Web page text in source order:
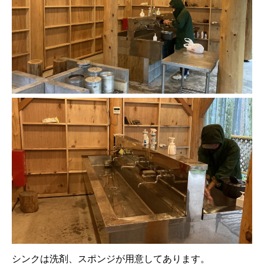
シンクは洗剤、スポンジが用意してあります。